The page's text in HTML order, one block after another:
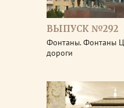
ВЫПУСК №292
Фонтаны. Фонтаны
дороги